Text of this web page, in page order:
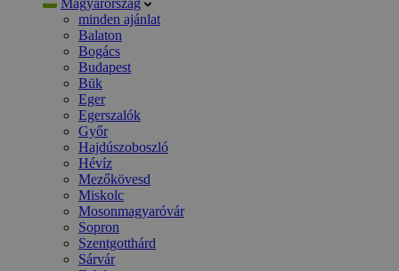
Magyarország
minden ajánlat
Balaton
Bogács
Budapest
Bük
Eger
Egerszalók
Győr
Hajdúszoboszló
Hévíz
Mezőkövesd
Miskolc
Mosonmagyaróvár
Sopron
Szentgotthárd
Sárvár